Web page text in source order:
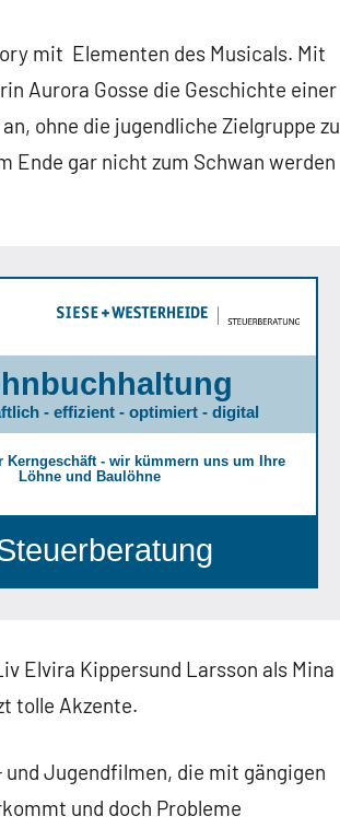
mit Elementen des Musicals. Mit
Aurora Gosse die Geschichte einer
ohne die jugendliche Zielgruppe zu
Ende gar nicht zum Schwan werden
- effizient - optimiert - digital
Kerngeschäft - wir kümmern uns um Ihre
Löhne und Baulöhne
Elvira Kippersund Larsson als Mina
tolle Akzente.
und Jugendfilmen, die mit gängigen
und doch Probleme